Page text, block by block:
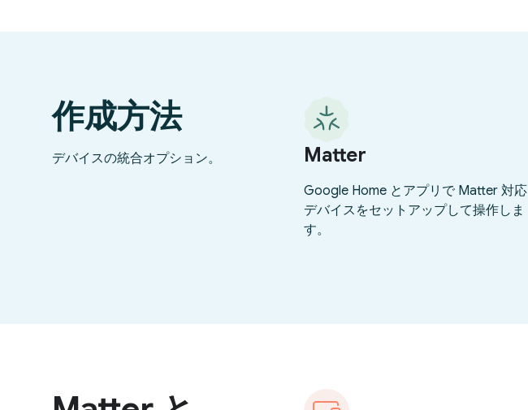
作成方法
デバイスの統合オプション。 Matter
Google Home とアプリで Matter 対応
デバイスをセットアップして操作しま
す。